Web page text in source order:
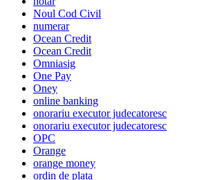
Noul Cod Civil
numerar
Ocean Credit
Ocean Credit
Omniasig
One Pay
Oney
online banking
onorariu executor judecatoresc
onorariu executor judecatoresc
OPC
Orange
orange money
ordin de plata